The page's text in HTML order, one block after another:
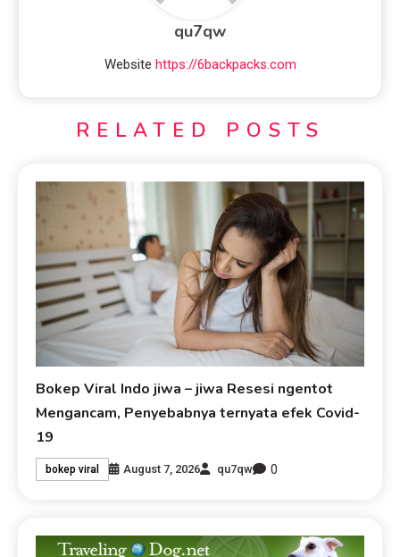
qu7qw
Website https://6backpacks.com
RELATED POSTS
Bokep Viral Indo jiwa – jiwa Resesi ngentot
Mengancam, Penyebabnya ternyata efek Covid-
19
bokep viral August 7, 2026 qu7qw 0